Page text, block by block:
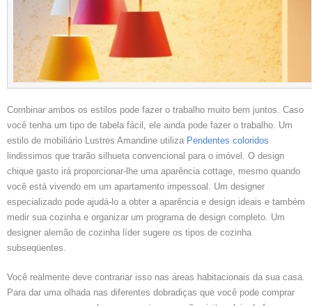
Combinar ambos os estilos pode fazer o trabalho muito bem juntos. Caso
você tenha um tipo de tabela fácil, ele ainda pode fazer o trabalho. Um
estilo de mobiliário Lustres Amandine utiliza Pendentes coloridos
lindissimos que trarão silhueta convencional para o imóvel. O design
chique gasto irá proporcionar-lhe uma aparência cottage, mesmo quando
você está vivendo em um apartamento impessoal. Um designer
especializado pode ajudá-lo a obter a aparência e design ideais e também
medir sua cozinha e organizar um programa de design completo. Um
designer alemão de cozinha líder sugere os tipos de cozinha
subseqüentes.
Você realmente deve contrariar isso nas áreas habitacionais da sua casa.
Para dar uma olhada nas diferentes dobradiças que você pode comprar